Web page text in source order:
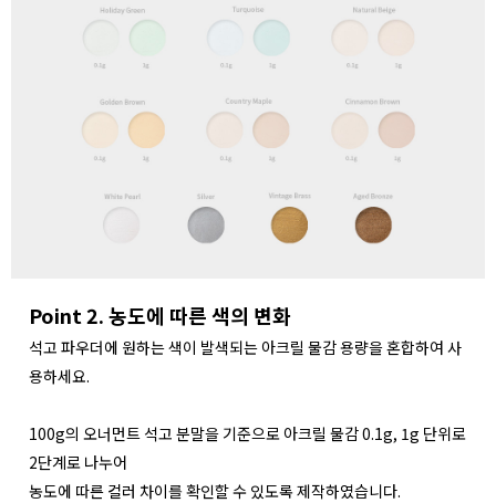
Point 2. 농도에 따른 색의 변화
석고 파우더에 원하는 색이 발색되는 아크릴 물감 용량을 혼합하여 사
용하세요.
100g의 오너먼트 석고 분말을 기준으로 아크릴 물감 0.1g, 1g 단위로
2단계로 나누어
농도에 따른 컬러 차이를 확인할 수 있도록 제작하였습니다.